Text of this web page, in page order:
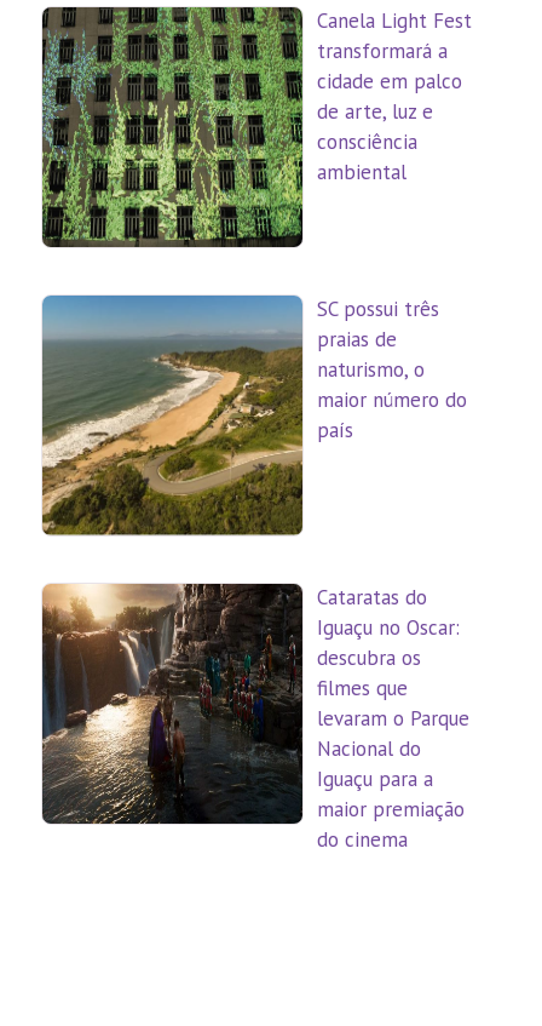
Canela Light Fest
transformará a
cidade em palco
de arte, luz e
consciência
ambiental
SC possui três
praias de
naturismo, o
maior número do
país
Cataratas do
Iguaçu no Oscar:
descubra os
filmes que
levaram o Parque
Nacional do
Iguaçu para a
maior premiação
do cinema